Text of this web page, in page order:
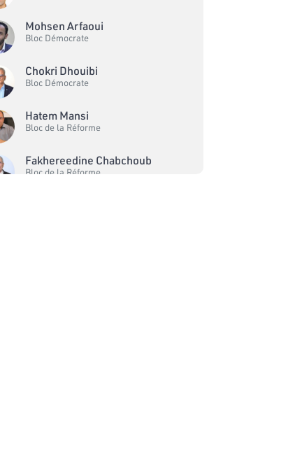
Mohsen Arfaoui
Bloc Démocrate
Chokri Dhouibi
Bloc Démocrate
Hatem Mansi
Bloc de la Réforme
Fakhereedine Chabchoub
Bloc de la Réforme